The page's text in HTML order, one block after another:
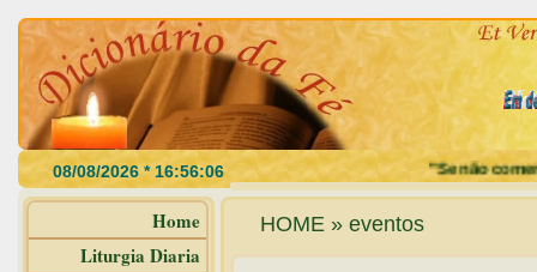
"Se não comerdes
Home
Liturgia Diaria
HOME » eventos